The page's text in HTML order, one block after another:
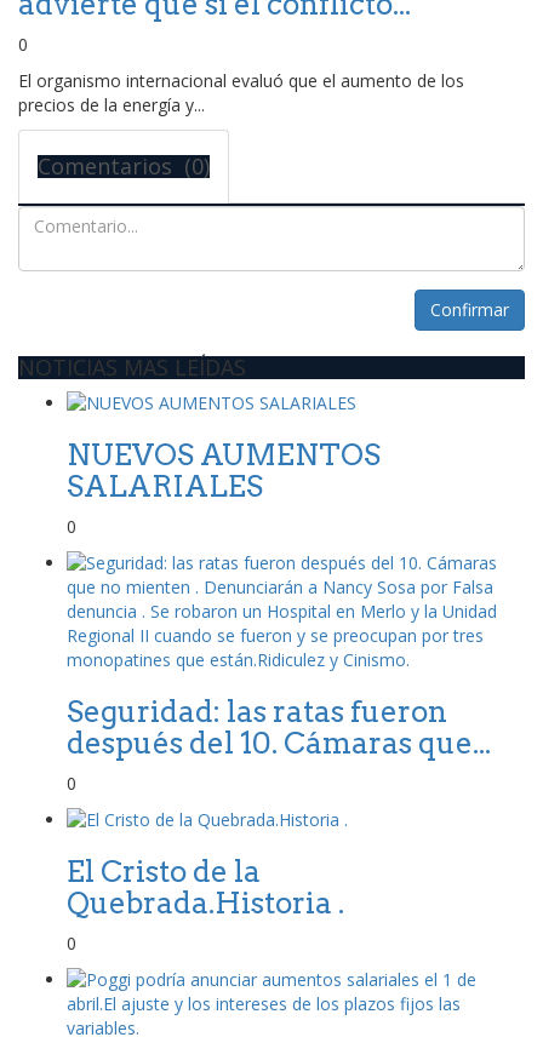
0
El organismo internacional evaluó que el aumento de los
precios de la energía y...
Comentarios (0)
Confirmar
NOTICIAS MAS LEÍDAS
NUEVOS AUMENTOS
SALARIALES
0
Seguridad: las ratas fueron
después del 10. Cámaras que...
0
El Cristo de la
Quebrada.Historia .
0